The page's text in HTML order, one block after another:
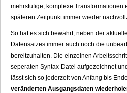
mehrstufige, komplexe Transformationen
späteren Zeitpunkt immer wieder
So hat es sich bewährt, neben der
Datensatzes immer auch noch die
bereitzuhalten. Die einzelnen
seperaten Syntax-Datei aufgezeichnet
lässt sich so jederzeit von Anfang bis
veränderten Ausgangsdaten